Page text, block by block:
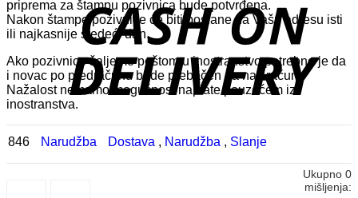
priprema za štampu pozivnica bude potvrđena.
Nakon štampe pozivnice će biti poslane na Vašu adresu isti
ili najkasnije sledeći dan.
Ako pozivnice šaljemo poštom u inostranstvo potrebno je da
i novac po predračunu bude prebačen na naš račun.
Nažalost nemamo mogućnost naplate pouzećem iz
inostranstva.
846 Narudžba Dostava , Narudžba , Slanje
Ukupno 0
mišljenja: